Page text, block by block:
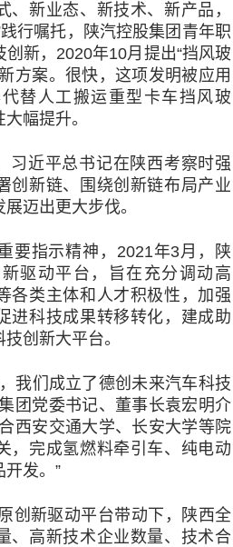
、新业态、新技术、新产品，
行嘱托，陕汽控股集团青年职
新，2020年10月提出“挡风玻
方案。很快，这项发明被应用
替人工搬运重型卡车挡风玻
幅提升。
习近平总书记在陕西考察时强
创新链、围绕创新链布局产业
迈出更大步伐。
要指示精神，2021年3月，陕
驱动平台，旨在充分调动高
各类主体和人才积极性，加强
进科技成果转移转化，建成助
创新大平台。
我们成立了德创未来汽车科技
团党委书记、董事长袁宏明介
西安交通大学、长安大学等院
，完成氢燃料牵引车、纯电动
发。”
创新驱动平台带动下，陕西全
、高新技术企业数量、技术合